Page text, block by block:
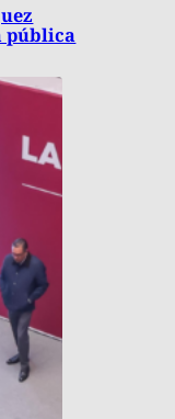
pública